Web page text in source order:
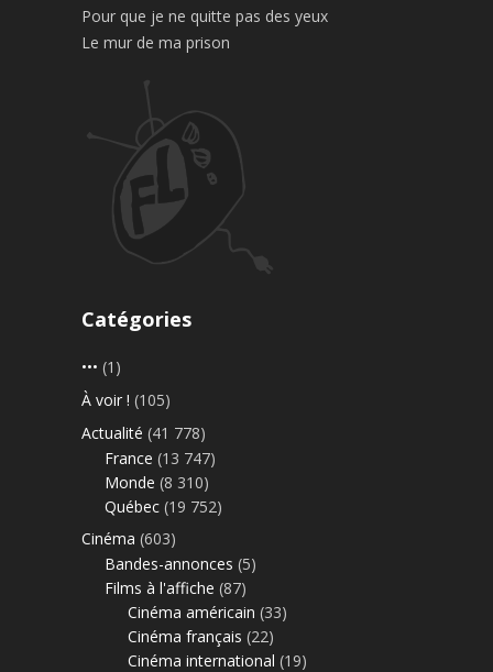
Pour que je ne quitte pas des yeux
Le mur de ma prison
Catégories
••• (1)
À voir ! (105)
Actualité (41 778)
France (13 747)
Monde (8 310)
Québec (19 752)
Cinéma (603)
Bandes-annonces (5)
Films à l'affiche (87)
Cinéma américain (33)
Cinéma français (22)
Cinéma international (19)